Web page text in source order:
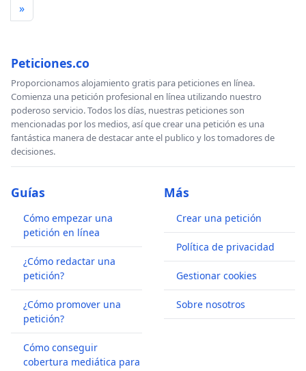
»
Peticiones.co
Proporcionamos alojamiento gratis para peticiones en línea.
Comienza una petición profesional en línea utilizando nuestro
poderoso servicio. Todos los días, nuestras peticiones son
mencionadas por los medios, así que crear una petición es una
fantástica manera de destacar ante el publico y los tomadores de
decisiones.
Guías
Cómo empezar una
petición en línea
¿Cómo redactar una
petición?
¿Cómo promover una
petición?
Cómo conseguir
cobertura mediática para
Más
Crear una petición
Política de privacidad
Gestionar cookies
Sobre nosotros